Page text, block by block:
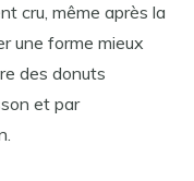
cru, même après la
une forme mieux
des donuts
et par